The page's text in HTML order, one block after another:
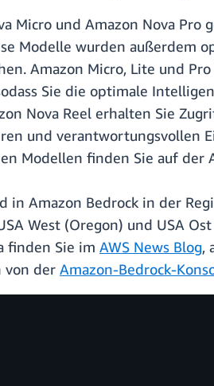
Micro und Amazon Nova
Modelle wurden außerdem
Amazon Micro, Lite und
Sie die optimale
Nova Reel erhalten Sie
und verantwortungsvollen
Modellen finden Sie auf der
in Amazon Bedrock in der
West (Oregon) und USA
finden Sie im AWS News Blog,
von der Amazon-Bedrock-